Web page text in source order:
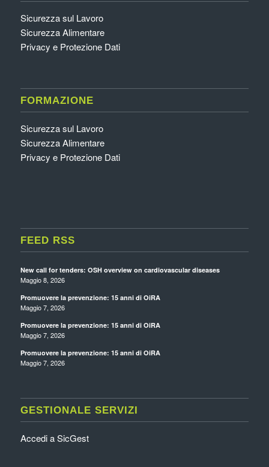
Sicurezza sul Lavoro
Sicurezza Alimentare
Privacy e Protezione Dati
FORMAZIONE
Sicurezza sul Lavoro
Sicurezza Alimentare
Privacy e Protezione Dati
FEED RSS
New call for tenders: OSH overview on cardiovascular diseases
Maggio 8, 2026
Promuovere la prevenzione: 15 anni di OiRA
Maggio 7, 2026
Promuovere la prevenzione: 15 anni di OiRA
Maggio 7, 2026
Promuovere la prevenzione: 15 anni di OiRA
Maggio 7, 2026
GESTIONALE SERVIZI
Accedi a SicGest